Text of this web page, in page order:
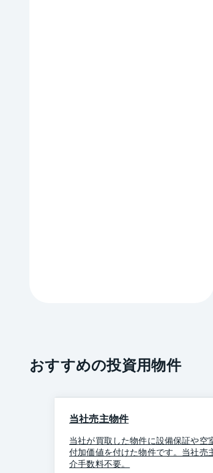
おすすめの投資用物件
当社売主物件
当社が買取した物件に設備保証や空
付加価値を付けた物件です。当社売
介手数料不要。